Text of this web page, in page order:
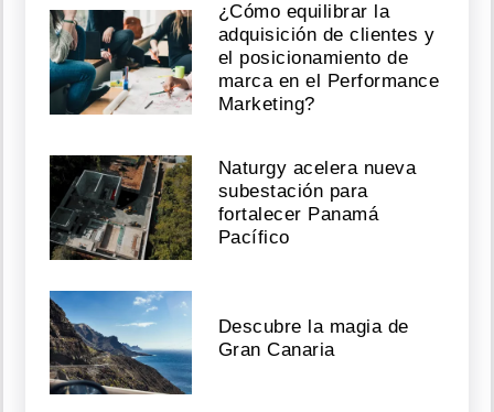
¿Cómo equilibrar la
adquisición de clientes y
el posicionamiento de
marca en el Performance
Marketing?
Naturgy acelera nueva
subestación para
fortalecer Panamá
Pacífico
Descubre la magia de
Gran Canaria